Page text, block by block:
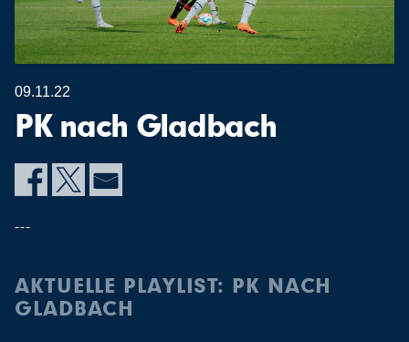
abspielen
09.11.22
PK nach Gladbach
---
AKTUELLE PLAYLIST: PK NACH
GLADBACH